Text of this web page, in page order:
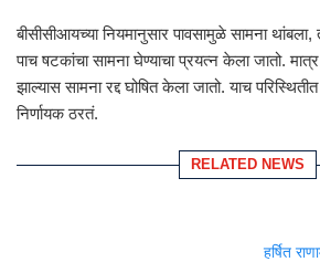
बीसीसीआयच्या नियमानुसार पावसामुळे सामना
पाच षटकांचा सामना घेण्याचा प्रयत्न केला जातो.
झाल्यास सामना रद्द घोषित केला जातो. याच
निर्णायक ठरतं.
RELATED NEWS
हर्षित